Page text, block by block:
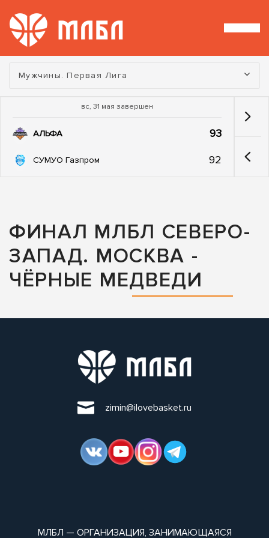
Турнир:
Мужчины. Первая Лига
вс, 31 мая завершен
АЛЬФА 93
СУМУО Газпром 92
ФИНАЛ МЛБЛ СЕВЕРО-
ЗАПАД. МОСКВА -
ЧЁРНЫЕ МЕДВЕДИ
zimin@ilovebasket.ru
МЛБЛ — ОРГАНИЗАЦИЯ, ЗАНИМАЮЩАЯСЯ